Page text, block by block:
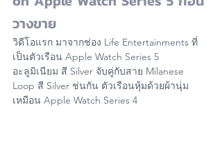
วางขาย
วิดีโอแรก มาจากช่อง Life Entertainments ที่
เป็นตัวเรือน Apple Watch Series 5
อะลูมิเนียม สี Silver จับคู่กับสาย Milanese
Loop สี Silver ช่นกัน ตัวเรือนหุ้มด้วยผ้านุ่ม
เหมือน Apple Watch Series 4